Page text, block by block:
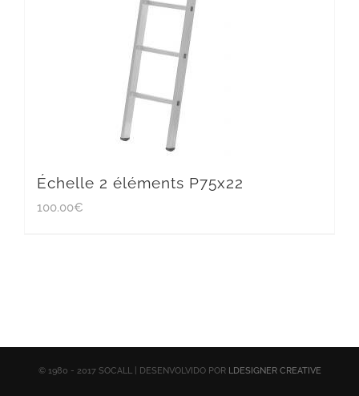
Échelle 2 éléments P75x22
100.00€
© 1980 - 2017 SOCALL | DESENVOLVIDO POR LDESIGNER CREATIVE